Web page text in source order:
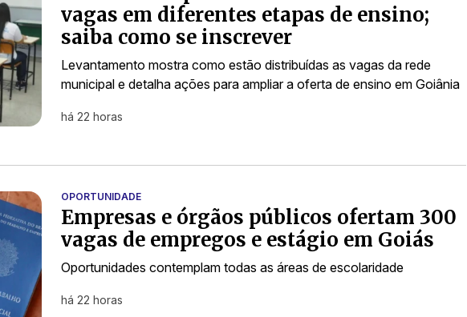
vagas em diferentes etapas de ensino;
saiba como se inscrever
Levantamento mostra como estão distribuídas as vagas da rede
municipal e detalha ações para ampliar a oferta de ensino em Goiânia
há 22 horas
OPORTUNIDADE
Empresas e órgãos públicos ofertam 300
vagas de empregos e estágio em Goiás
Oportunidades contemplam todas as áreas de escolaridade
há 22 horas